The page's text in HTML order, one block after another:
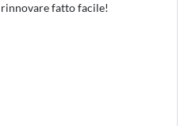
fatto facile!